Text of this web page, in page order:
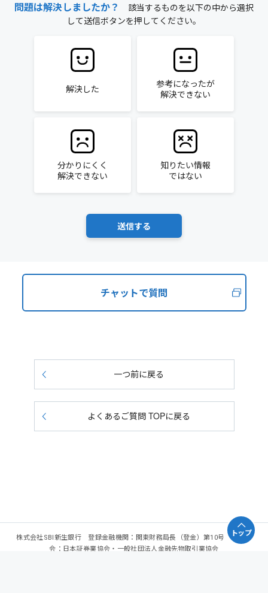
問題は解決しましたか？
該当するものを以下の中から選択
して送信ボタンを押してください。
解決した
参考になったが
解決できない
分かりにくく
解決できない
知りたい情報
ではない
チャットで質問
一つ前に戻る
よくあるご質問 TOPに戻る
株式会社SBI新生銀行 登録金融機関：関東財務局長（登金）第10号 加入協
会：日本証券業協会・一般社団法人金融先物取引業協会
トップ